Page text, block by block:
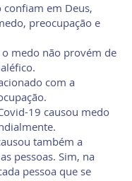
confiam em Deus,
preocupação e
medo não provém de
com a
19 causou medo
também a
pessoas. Sim, na
pessoa que se